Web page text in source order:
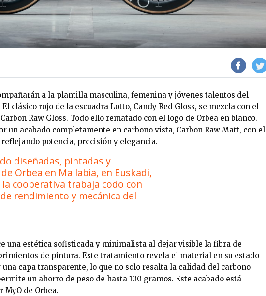
a la plantilla masculina, femenina y jóvenes talentos del
clásico rojo de la escuadra Lotto, Candy Red Gloss, se mezcla con el
Raw Gloss. Todo ello rematado con el logo de Orbea en blanco.
un acabado completamente en carbono vista, Carbon Raw Matt, con el
potencia, precisión y elegancia.
diseñadas, pintadas y
Orbea en Mallabia, en Euskadi,
cooperativa trabaja codo con
rendimiento y mecánica del
una estética sofisticada y minimalista al dejar visible la fibra de
de pintura. Este tratamiento revela el material en su estado
capa transparente, lo que no solo resalta la calidad del carbono
un ahorro de peso de hasta 100 gramos. Este acabado está
de Orbea.